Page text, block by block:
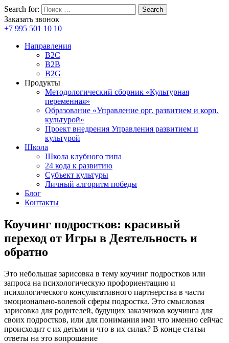
Search for: Search
Заказать звонок
+7 995 501 10 10
Направления
B2C
B2B
B2G
Продукты
Методологический сборник «Культурная
переменная»
Образование «Управление орг. развитием и корп.
культурой»
Проект внедрения Управления развитием и
культурой
Школа
Школа клубного типа
24 кода к развитию
Субъект культуры
Личный алгоритм победы
Блог
Контакты
Коучинг подростков: красивый
переход от Игры в Деятельность и
обратно
Это небольшая зарисовка в тему коучинг подростков или
запроса на психологическую профориентацию и
психологического консультативного партнерства в части
эмоционально-волевой сферы подростка. Это смысловая
зарисовка для родителей, будущих заказчиков коучинга для
своих подростков, или для понимания ими что именно сейчас
происходит с их детьми и что в их силах? В конце статьи
ответы на это вопрошание